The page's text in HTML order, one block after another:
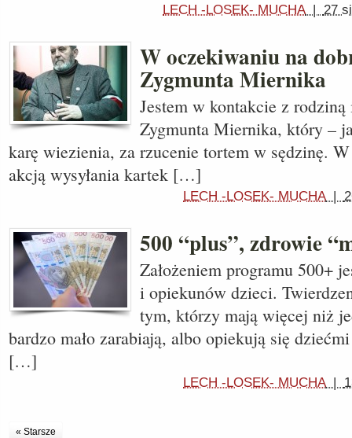
LECH -LOSEK- MUCHA| 27
W oczekiwaniu na
Zygmunta Miernika
Jestem w kontakcie z
Zygmunta Miernika, który –
karę wiezienia, za rzucenie tortem w sędzinę.
akcją wysyłania kartek […]
LECH -LOSEK- MUCHA|
500 “plus”, zdrowie
Założeniem programu 500+
i opiekunów dzieci.
tym, którzy mają więcej niż
bardzo mało zarabiają, albo opiekują się
[…]
LECH -LOSEK- MUCHA|
« Starsze